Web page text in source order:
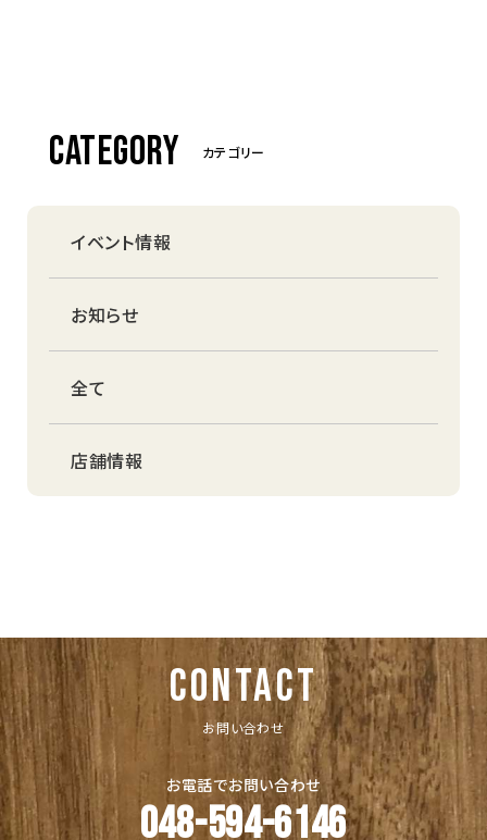
CATEGORY カテゴリー
イベント情報
お知らせ
全て
店舗情報
CONTACT
お問い合わせ
お電話でお問い合わせ
048-594-6146